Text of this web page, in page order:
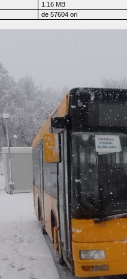
1.16 MB
de 57604 ori